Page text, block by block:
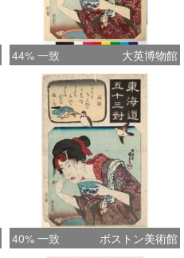
44% 一致 大英博物館
40% 一致 ボストン美術館